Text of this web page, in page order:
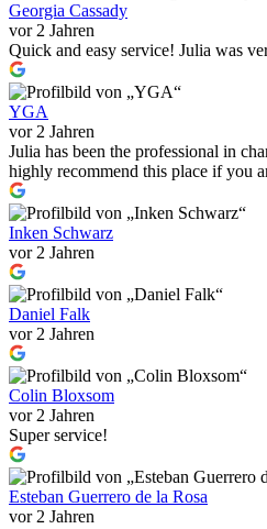
Georgia Cassady
vor 2 Jahren
Quick and easy service! Julia was
YGA
vor 2 Jahren
Julia has been the professional in
highly recommend this place if you
Inken Schwarz
vor 2 Jahren
Daniel Falk
vor 2 Jahren
Colin Bloxsom
vor 2 Jahren
Super service!
Esteban Guerrero de la Rosa
vor 2 Jahren